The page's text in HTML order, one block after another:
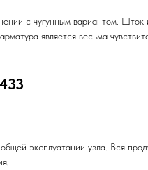
с чугунным вариантом. Шток
является весьма
эксплуатации узла. Вся